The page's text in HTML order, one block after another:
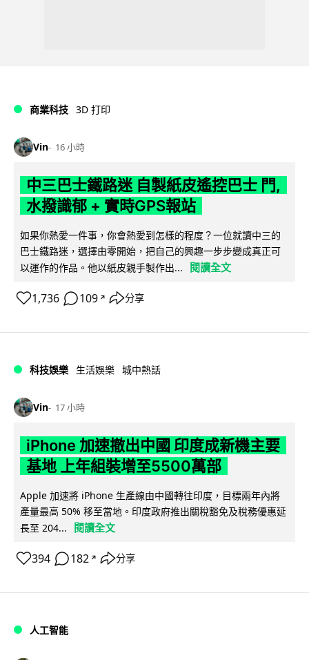
商業科技 3D 打印
Vin 16 小時
中三巴士鐵路迷 自製紙皮遙控巴士 門,
水撥識郁 + 實時GPS報站
如果你熱愛一件事，你會熱愛到怎樣的程度？一位就讀中三的
巴士鐵路迷，選擇由零開始，把自己的興趣一步步變成真正可
以運作的作品。他以紙皮親手製作出...
閱讀全文
1,736 109 ↗ 分享
科技娛樂 生活娛樂 城中熱話
Vin 17 小時
iPhone 加速撤出中國 印度成新機主要
基地 上年組裝增至5500萬部
Apple 加速將 iPhone 生產線由中國轉往印度，目標兩年內將
產量最高 50% 移至當地。印度政府推出關稅豁免及稅務優惠延
長至 204...
閱讀全文
394 182 ↗ 分享
人工智能